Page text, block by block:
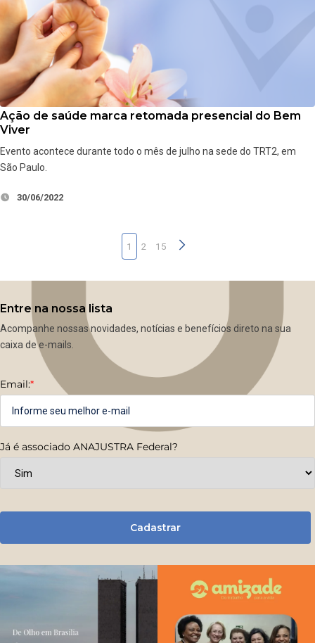
Ação de saúde marca retomada presencial do Bem
Viver
Evento acontece durante todo o mês de julho na sede do TRT2, em
São Paulo.
30/06/2022
1 2 15
Entre na nossa lista
Acompanhe nossas novidades, notícias e benefícios direto na sua
caixa de e-mails.
Email:*
Já é associado ANAJUSTRA Federal?
Cadastrar